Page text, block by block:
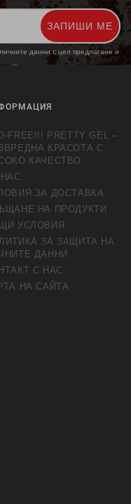
ЗАПИШИ МЕ
данни с цел предлагане и
Повече информация
FREE!!! PRETTY GEL –
КРАСОТА С
КАЧЕСТВО
ЗА ДОСТАВКА
НА ПРОДУКТИ
УСЛОВИЯ
ЗА ЗАЩИТА НА
ДАННИ
С НАС
НА САЙТА